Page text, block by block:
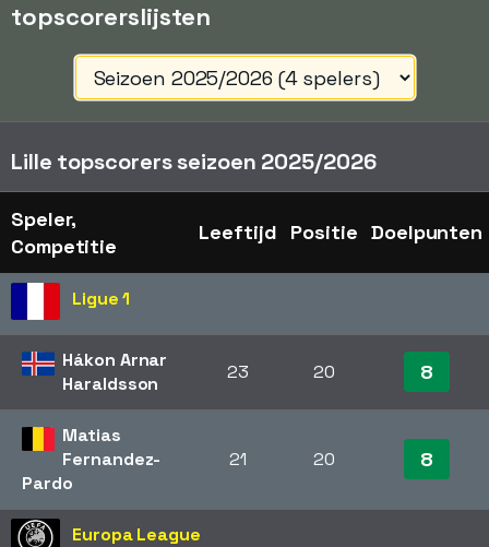
topscorerslijsten
Lille topscorers seizoen 2025/2026
Speler,
Competitie
Leeftijd Positie Doelpunten
Ligue 1
Hákon Arnar
Haraldsson
23 20 8
Matias
Fernandez-
Pardo
21 20 8
Europa League